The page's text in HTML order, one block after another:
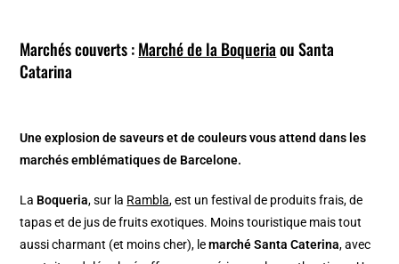
Marchés couverts :Marché de la Boqueriaou Santa
Catarina
Une explosion de saveurs et de couleurs vous attend dans les
marchés emblématiques de Barcelone.
La Boqueria, sur la Rambla, est un festival de produits frais, de
tapas et de jus de fruits exotiques. Moins touristique mais tout
aussi charmant (et moins cher), lemarché Santa Caterina, avec